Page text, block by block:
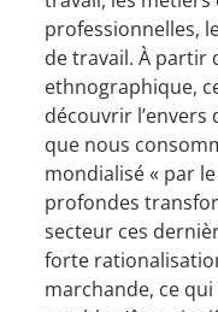
professionnelles,
de travail. À partir
ethnographique,
découvrir l’envers
que nous
mondialisé « par
profondes
secteur ces
forte
marchande, ce